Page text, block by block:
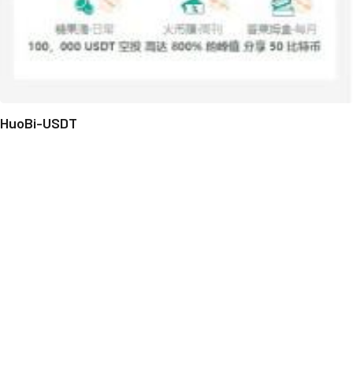
HuoBi-USDT